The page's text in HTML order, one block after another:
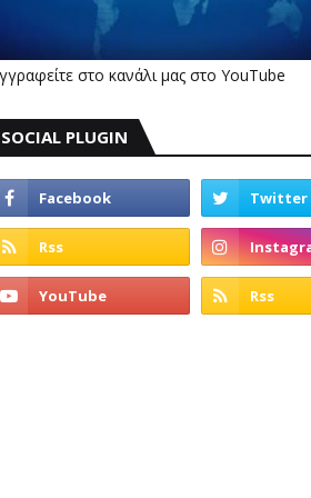
στο κανάλι μας στο YouTube
SOCIAL PLUGIN